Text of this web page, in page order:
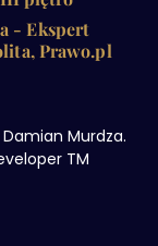
- Ekspert
Prawo.pl
Murdza.
TM